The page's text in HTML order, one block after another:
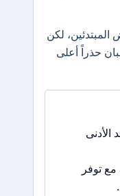
لكن
حذراً أعلى
توفر